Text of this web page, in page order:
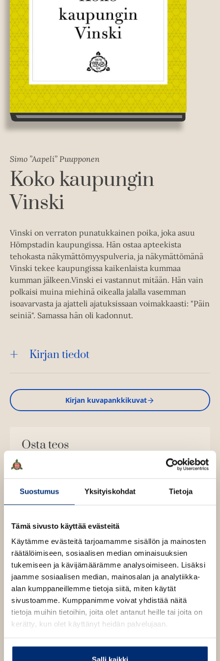
Suostumus Yksityiskohdat Tietoja
Tämä sivusto käyttää evästeitä
Käytämme evästeitä tarjoamamme sisällön ja mainosten
räätälöimiseen, sosiaalisen median ominaisuuksien
tukemiseen ja kävijämäärämme analysoimiseen. Lisäksi
jaamme sosiaalisen median, mainosalan ja analytiikka-
alan kumppaneillemme tietoja siitä, miten käytät
sivustoamme. Kumppanimme voivat yhdistää näitä
tietoja muihin tietoihin, joita olet antanut heille tai joita on
kerätty, kun olet käyttänyt heidän palvelujaan.
Salli kaikki
Simo ”Aapeli” Puupponen
Koko kaupungin
Vinski
Vinski on verraton punatukkainen poika, joka asuu
Hömpstadin kaupungissa. Hän ostaa apteekista
tehokasta näkymättömyyspulveria, ja näkymättömänä
Vinski tekee kaupungissa kaikenlaista kummaa
kumman jälkeen.Vinski ei vastannut mitään. Hän vain
polkaisi muina miehinä oikealla jalalla vasemman
isoavarvasta ja ajatteli ajatuksissaan voimakkaasti: "Päin
seiniä". Samassa hän oli kadonnut.
Kirjan tiedot
Kirjan kuvapankkikuvat
Osta teos
u
u
t
e
l
e
o
o
b
e
a
t
A
u
k
e
a
u
u
t
e
l
e
E-kirja / epub2
o
b
e
a
t
A
u
k
e
Muut teokset